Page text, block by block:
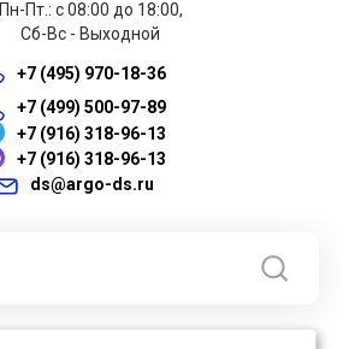
Пн-Пт.: с 08:00 до 18:00,
Сб-Вс - Выходной
+7 (495) 970-18-36
+7 (499) 500-97-89
+7 (916) 318-96-13
+7 (916) 318-96-13
ds@argo-ds.ru